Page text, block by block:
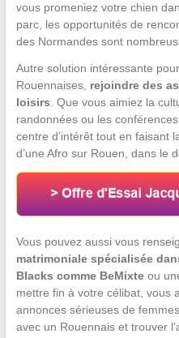
vous promeniez votre chien
parc, les opportunités de
des Normandes sont
Autre solution intéressante
Rouennaises, rejoindre des
loisirs . Que vous aimiez la
randonnées ou les
centre d’intérêt tout en faisant
d’une Afro sur Rouen, dans le
Vous pouvez aussi vous
matrimoniale spécialisée
Blacks comme BeMixteou
mettre fin à votre célibat, vous
annonces sérieuses de
avec un Rouennais et trouver